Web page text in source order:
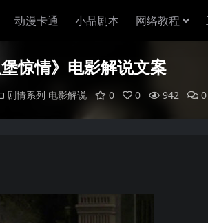
动漫卡通 小品剧本 网络教程
堡惊情》电影解说文案
剧情系列 电影解说 0 0 942 0